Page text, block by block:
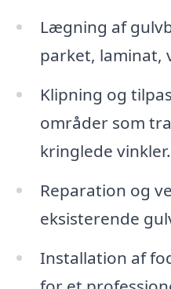
Lægning af
parket, laminat,
Klipning og
områder som
kringlede vinkler.
Reparation og
eksisterende
Installation af